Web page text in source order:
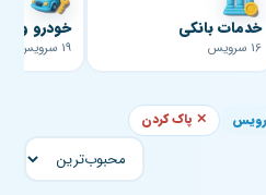
خدمات بانکی
16 سرویس
خودرو و
19 سرویس
✕ پاک کردن